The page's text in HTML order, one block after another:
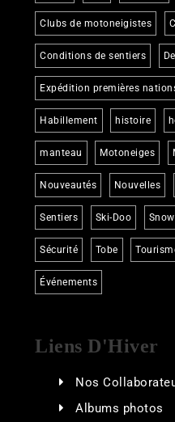
Clubs de motoneigistes
Conditions de sentiers
Expédition premières
Habillement histoire
manteau Motoneiges
Nouveautés Nouvelles
Sentiers Ski-Doo
Sécurité Tobe
Événements
Liens D'Hiver
Nos
Albums photos